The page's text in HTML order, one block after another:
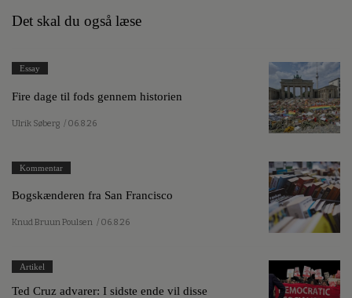
Det skal du også læse
Essay
Fire dage til fods gennem historien
Ulrik Søberg / 06.8.26
Kommentar
Bogskænderen fra San Francisco
Knud Bruun Poulsen / 06.8.26
Artikel
Ted Cruz advarer: I sidste ende vil disse